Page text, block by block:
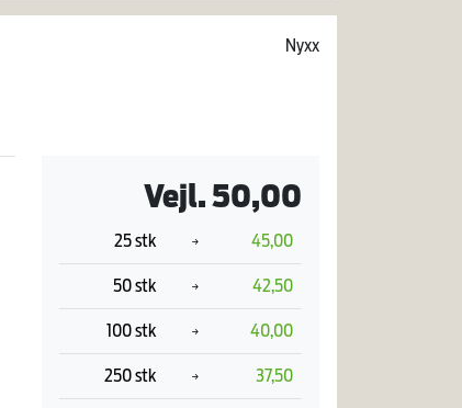
Nyxx
Vejl. 50,00
25 stk 45,00
50 stk 42,50
100 stk 40,00
250 stk 37,50